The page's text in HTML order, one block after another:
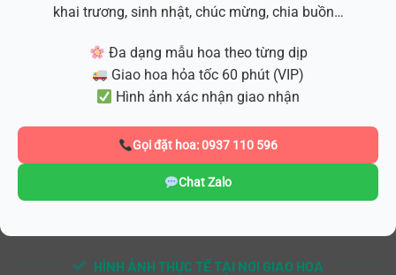
khai trương, sinh nhật, chúc mừng, chia buồn…
Đa dạng mẫu hoa theo từng dịp
Giao hoa hỏa tốc 60 phút (VIP)
Hình ảnh xác nhận giao nhận
Gọi đặt hoa: 0937 110 596
Chat Zalo
HÌNH ẢNH THỰC TẾ TẠI NƠI GIAO HOA